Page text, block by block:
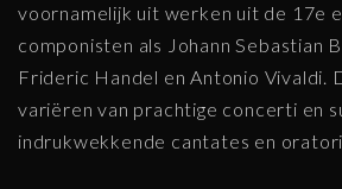
voornamelijk uit werken uit de 17e
componisten als Johann Sebastian
Frideric Handel en Antonio Vivaldi.
variëren van prachtige concerti en
indrukwekkende cantates en